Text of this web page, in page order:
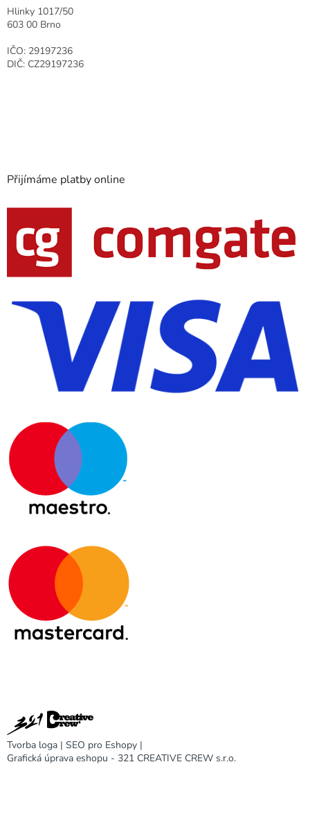
Hlinky 1017/50
603 00 Brno
IČO: 29197236
DIČ: CZ29197236
Přijímáme platby online
Tvorba loga | SEO pro Eshopy |
Grafická úprava eshopu - 321 CREATIVE CREW s.r.o.